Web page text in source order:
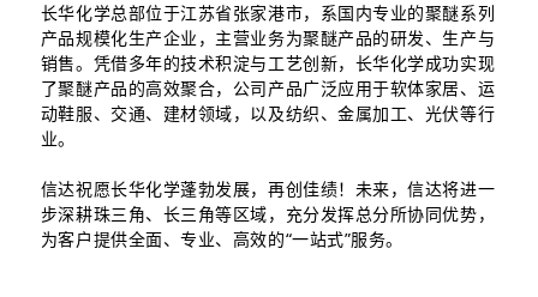
长华化学总部位于江苏省张家港市，系国内专业的聚醚系列
产品规模化生产企业，主营业务为聚醚产品的研发、生产与
销售。凭借多年的技术积淀与工艺创新，长华化学成功实现
了聚醚产品的高效聚合，公司产品广泛应用于软体家居、运
动鞋服、交通、建材领域，以及纺织、金属加工、光伏等行
业。
信达祝愿长华化学蓬勃发展，再创佳绩！未来，信达将进一
步深耕珠三角、长三角等区域，充分发挥总分所协同优势，
为客户提供全面、专业、高效的“一站式”服务。